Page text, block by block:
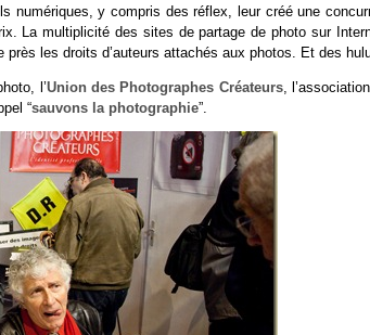
numériques, y compris des réflex, leur créé une
La multiplicité des sites de partage de photo sur
près les droits d’auteurs attachés aux photos. Et des
l’Union des Photographes Créateurs, l’association
“sauvons la photographie”.